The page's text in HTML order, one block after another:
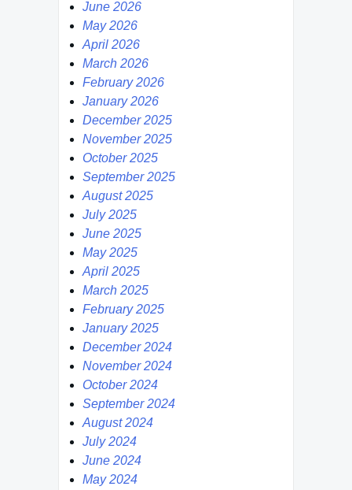
June 2026
May 2026
April 2026
March 2026
February 2026
January 2026
December 2025
November 2025
October 2025
September 2025
August 2025
July 2025
June 2025
May 2025
April 2025
March 2025
February 2025
January 2025
December 2024
November 2024
October 2024
September 2024
August 2024
July 2024
June 2024
May 2024